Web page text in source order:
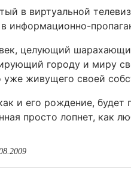
в виртуальной
информационно-
целующий
городу и миру
уже живущего своей
и его рождение,
просто лопнет, как